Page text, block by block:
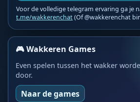
Voor de volledige telegram ervaring ga je
t.me/wakkerenchat(Of @wakkerenchat
🎮 Wakkeren Games
Even spelen tussen het wakker
door.
Naar de games